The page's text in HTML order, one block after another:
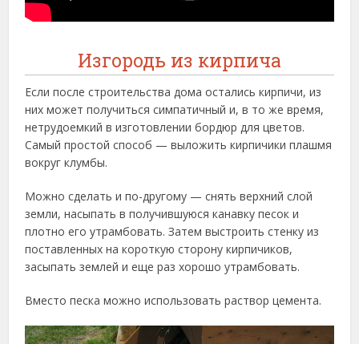
Изгородь из кирпича
Если после строительства дома остались кирпичи, из
них может получиться симпатичный и, в то же время,
нетрудоемкий в изготовлении бордюр для цветов.
Самый простой способ — выложить кирпичики плашмя
вокруг клумбы.
Можно сделать и по-другому — снять верхний слой
земли, насыпать в получившуюся канавку песок и
плотно его утрамбовать. Затем выстроить стенку из
поставленных на короткую сторону кирпичиков,
засыпать землей и еще раз хорошо утрамбовать.
Вместо песка можно использовать раствор цемента.